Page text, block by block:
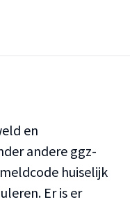
en
andere ggz-
huiselijk
Er is er